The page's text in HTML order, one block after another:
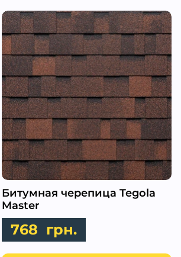
Битумная черепица Tegola
Master
768 грн.